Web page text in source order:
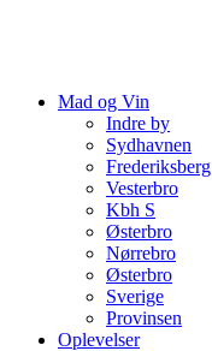
Mad og Vin
Indre by
Sydhavnen
Frederiksberg
Vesterbro
Kbh S
Østerbro
Nørrebro
Østerbro
Sverige
Provinsen
Oplevelser